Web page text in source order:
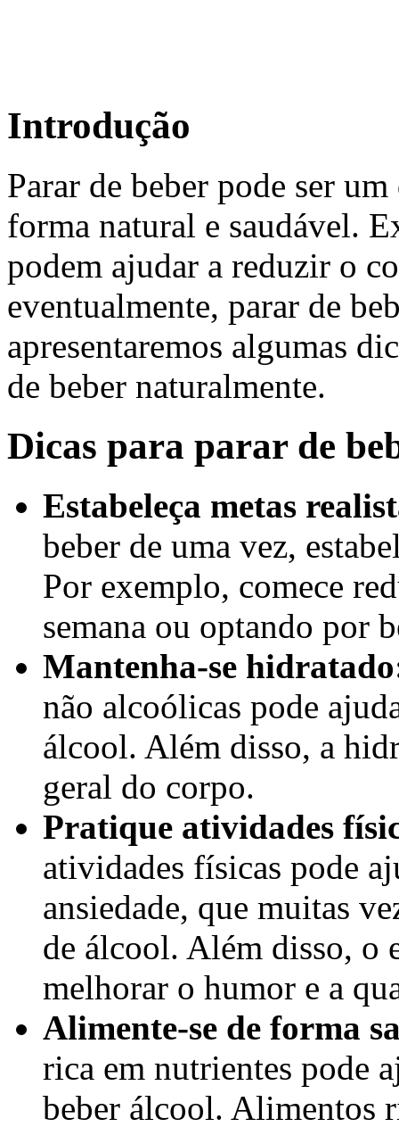
Introdução
Parar de beber pode ser
forma natural e saudável.
podem ajudar a reduzir o
eventualmente, parar de
apresentaremos algumas
de beber naturalmente.
Dicas para parar de
Estabeleça metas
beber de uma vez,
Por exemplo, comece
semana ou optando por
Mantenha-se
não alcoólicas pode
álcool. Além disso, a
geral do corpo.
Pratique atividades
atividades físicas pode
ansiedade, que muitas
de álcool. Além disso, o
melhorar o humor e a
Alimente-se de forma
rica em nutrientes pode
beber álcool. Alimentos